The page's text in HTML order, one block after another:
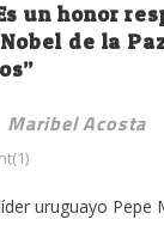
un honor
de la
Maribel Acosta
uruguayo Pepe